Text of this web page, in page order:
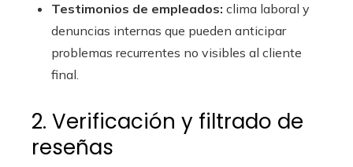
Testimonios de empleados: clima laboral y
denuncias internas que pueden anticipar
problemas recurrentes no visibles al cliente
final.
2. Verificación y filtrado de
reseñas